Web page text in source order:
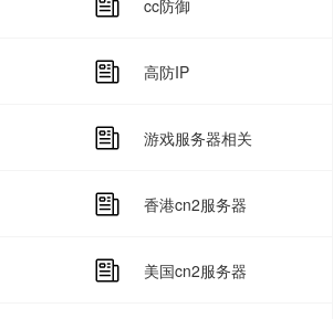
cc防御
高防IP
游戏服务器相关
香港cn2服务器
美国cn2服务器